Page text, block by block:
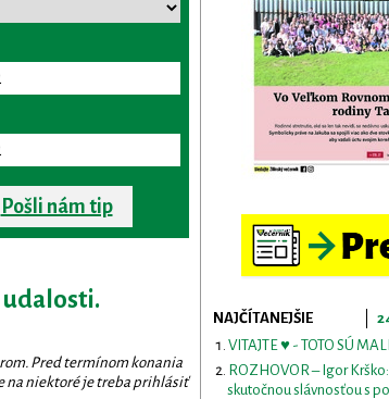
Pošli nám tip
Pred termínom konania
na niektoré je treba prihlásiť
NAJČÍTANEJŠIE
VITAJTE ♥ - TOTO SÚ
ROZHOVOR – Igor
skutočnou slávnosťou s